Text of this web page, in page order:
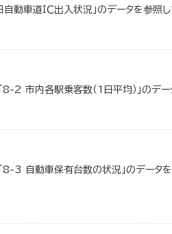
動車道ＩＣ出入状況」のデータを参照し
2 市内各駅乗客数（1日平均）」のデー
8-3 自動車保有台数の状況」のデータ